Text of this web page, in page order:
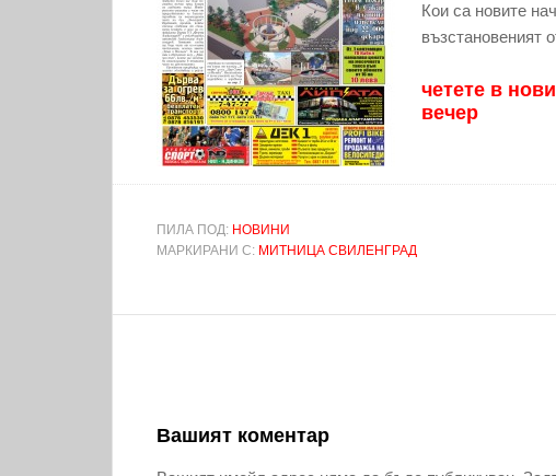
Кои са новите
възстановеният
четете в
вечер
ПИЛА ПОД: НОВИНИ
МАРКИРАНИ С: МИТНИЦА СВИЛЕНГРАД
Вашият коментар